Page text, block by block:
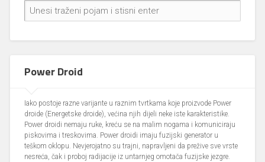
Power Droid
Iako postoje razne varijante u raznim tvrtkama koje proizvode Power
droide (Energetske droide), većina njih dijeli neke iste karakteristike.
Power droidi nemaju ruke, kreću se na malim nogama i komuniciraju
piskovima i treskovima. Power droidi imaju fuzijski generator u
teškom oklopu. Nevjerojatno su trajni, napravljeni da prežive sve vrste
nesreća, čak i proboj radijacije iz untarnjeg omotača fuzijske jezgre.